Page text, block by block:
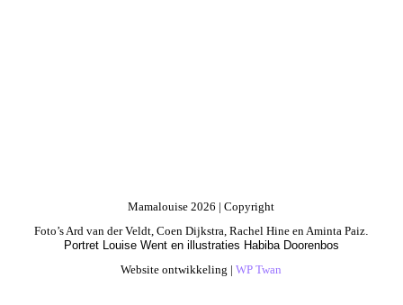
Mamalouise 2026 | Copyright
Foto’s Ard van der Veldt, Coen Dijkstra, Rachel Hine en Aminta Paiz.
Portret Louise Went en illustraties Habiba Doorenbos
Website ontwikkeling |WP Twan